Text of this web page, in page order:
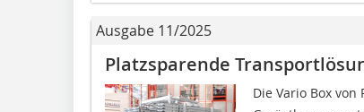
Ausgabe 11/2025
Platzsparende
Die Vario Box